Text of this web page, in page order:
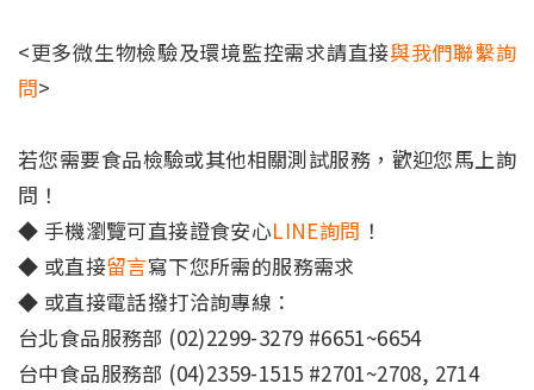
<更多微生物檢驗及環境監控需求請直接與我們聯繫詢
問>
若您需要食品檢驗或其他相關測試服務，歡迎您馬上詢
問！
◆ 手機瀏覽可直接證食安心LINE詢問 ！
◆ 或直接留言寫下您所需的服務需求
◆ 或直接電話撥打洽詢專線：
台北食品服務部 (02)2299-3279 #6651~6654
台中食品服務部 (04)2359-1515 #2701~2708, 2714